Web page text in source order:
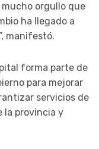
orgullo que
ha llegado a
manifestó.
forma parte de
para mejorar
servicios de
la provincia y